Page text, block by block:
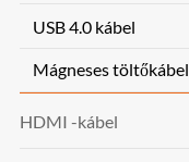
USB 4.0 kábel
Mágneses töltőkábel
HDMI -kábel